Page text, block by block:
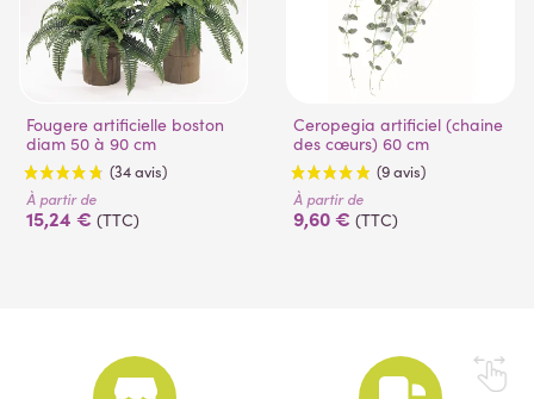
Fougere artificielle boston
diam 50 à 90 cm
À partir de
15,24 € (TTC)
Ceropegia artificiel (chaine
des cœurs) 60 cm
À partir de
9,60 € (TTC)